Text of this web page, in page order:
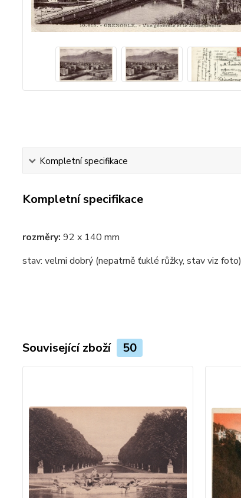
Kompletní specifikace
Kompletní specifikace
rozměry: 92 x 140 mm
stav: velmi dobrý (nepatrně ťuklé růžky, stav viz foto)
Související zboží 50